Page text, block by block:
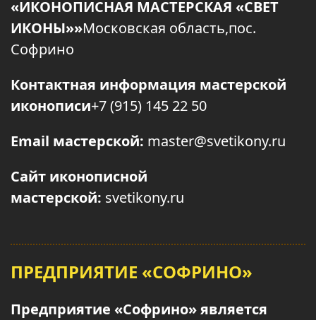
«ИКОНОПИСНАЯ МАСТЕРСКАЯ «СВЕТ
ИКОНЫ»»Московская область,пос.
Софрино
Контактная информация мастерской
иконописи+7 (915) 145 22 50
Email мастерской: master@svetikony.ru
Сайт иконописной
мастерской: svetikony.ru
ПРЕДПРИЯТИЕ «СОФРИНО»
Предприятие «Софрино» является